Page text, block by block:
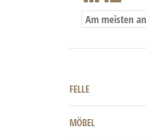
FELLE
MÖBEL